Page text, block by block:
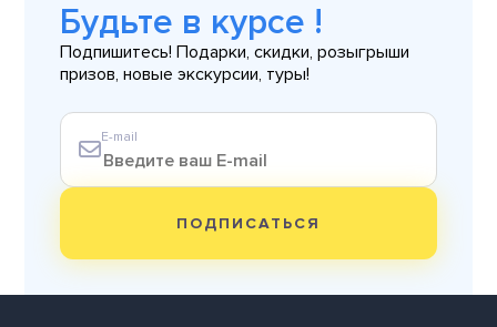
Будьте в курсе !
Подпишитесь! Подарки, скидки, розыгрыши
призов, новые экскурсии, туры!
E-mail
ПОДПИСАТЬСЯ